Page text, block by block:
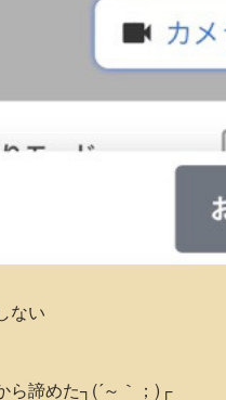
ない
ら諦めた┐(´～｀；)┌